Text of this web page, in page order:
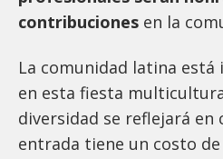
contribuciones en la
La comunidad latina
en esta fiesta
diversidad se reflejará en
entrada tiene un costo de